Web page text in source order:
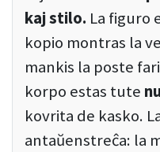
kaj stilo. La figuro
kopio montras la
mankis la poste
korpo estas tute
kovrita de kasko.
antaŭenstreĉa: la